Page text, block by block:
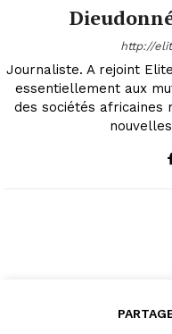
http://
Journaliste. A rejoint
essentiellement aux
des sociétés africaines